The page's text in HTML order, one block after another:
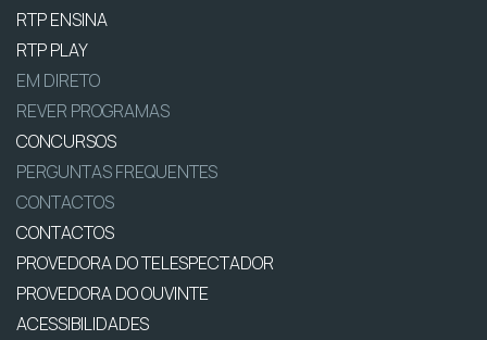
RTP ENSINA
RTP PLAY
EM DIRETO
REVER PROGRAMAS
CONCURSOS
PERGUNTAS FREQUENTES
CONTACTOS
CONTACTOS
PROVEDORA DO TELESPECTADOR
PROVEDORA DO OUVINTE
ACESSIBILIDADES